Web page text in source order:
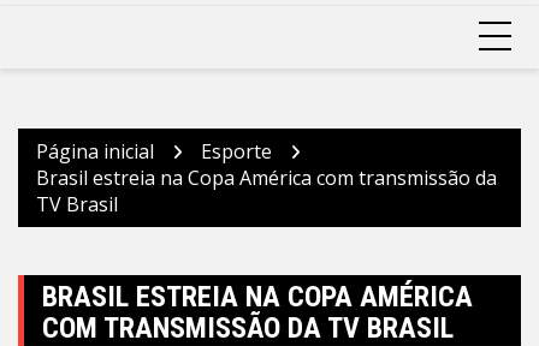
Página inicial
Esporte
Brasil estreia na Copa América com transmissão da
TV Brasil
BRASIL ESTREIA NA COPA AMÉRICA
COM TRANSMISSÃO DA TV BRASIL